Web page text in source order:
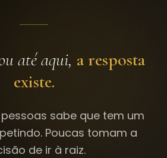
até aqui, a resposta
existe.
sabe que tem um
Poucas tomam a
de ir à raiz.